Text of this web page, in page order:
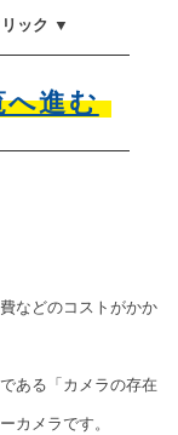
ック ▼
へ進む
などのコストがかか
ある「カメラの存在
カメラです。